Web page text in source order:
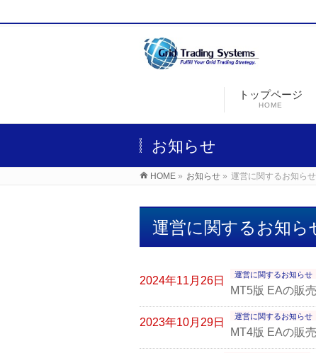
トップページ
HOME
お知らせ
HOME » お知らせ » 運営に関するお知らせ
運営に関するお知ら
2024年11月26日 運営に関するお知らせ
MT5版 EAの販
2023年10月29日 運営に関するお知らせ
MT4版 EAの販